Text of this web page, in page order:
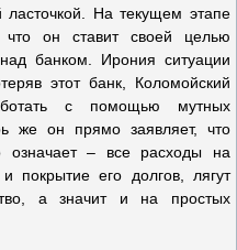
ласточкой. На текущем этапе
он ставит своей целью
банком. Ирония ситуации
этот банк, Коломойский
с помощью мутных
же он прямо заявляет, что
означает – все расходы на
покрытие его долгов, лягут
а значит и на простых